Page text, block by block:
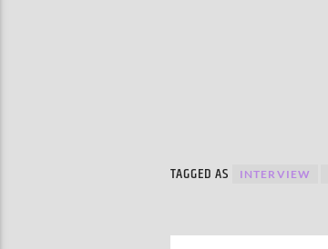
TAGGED AS INTERVIEW